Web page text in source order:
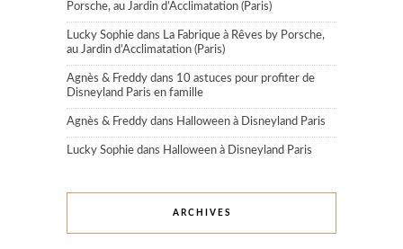
Porsche, au Jardin d’Acclimatation (Paris)
Lucky Sophie dans La Fabrique à Rêves by Porsche,
au Jardin d’Acclimatation (Paris)
Agnès & Freddy dans 10 astuces pour profiter de
Disneyland Paris en famille
Agnès & Freddy dans Halloween à Disneyland Paris
Lucky Sophie dans Halloween à Disneyland Paris
ARCHIVES